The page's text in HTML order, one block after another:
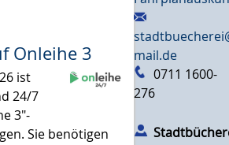
Onleihe 3
ist
24/7
3"-
Sie benötigen
mail.de
0711 1600-
276